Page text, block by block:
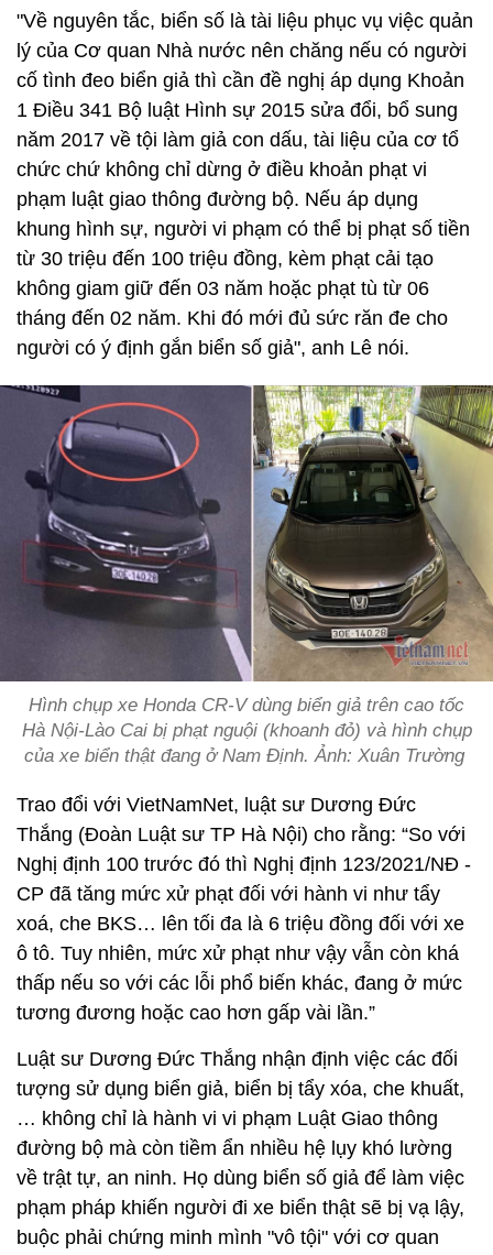
"Về nguyên tắc, biển số là tài liệu phục vụ việc quản
lý của Cơ quan Nhà nước nên chăng nếu có người
cố tình đeo biển giả thì cần đề nghị áp dụng Khoản
1 Điều 341 Bộ luật Hình sự 2015 sửa đổi, bổ sung
năm 2017 về tội làm giả con dấu, tài liệu của cơ tổ
chức chứ không chỉ dừng ở điều khoản phạt vi
phạm luật giao thông đường bộ. Nếu áp dụng
khung hình sự, người vi phạm có thể bị phạt số tiền
từ 30 triệu đến 100 triệu đồng, kèm phạt cải tạo
không giam giữ đến 03 năm hoặc phạt tù từ 06
tháng đến 02 năm. Khi đó mới đủ sức răn đe cho
người có ý định gắn biển số giả", anh Lê nói.
Hình chụp xe Honda CR-V dùng biển giả trên cao tốc
Hà Nội-Lào Cai bị phạt nguội (khoanh đỏ) và hình chụp
của xe biển thật đang ở Nam Định. Ảnh: Xuân Trường
Trao đổi với VietNamNet, luật sư Dương Đức
Thắng (Đoàn Luật sư TP Hà Nội) cho rằng: “So với
Nghị định 100 trước đó thì Nghị định 123/2021/NĐ -
CP đã tăng mức xử phạt đối với hành vi như tẩy
xoá, che BKS… lên tối đa là 6 triệu đồng đối với xe
ô tô. Tuy nhiên, mức xử phạt như vậy vẫn còn khá
thấp nếu so với các lỗi phổ biến khác, đang ở mức
tương đương hoặc cao hơn gấp vài lần.”
Luật sư Dương Đức Thắng nhận định việc các đối
tượng sử dụng biển giả, biển bị tẩy xóa, che khuất,
… không chỉ là hành vi vi phạm Luật Giao thông
đường bộ mà còn tiềm ẩn nhiều hệ lụy khó lường
về trật tự, an ninh. Họ dùng biển số giả để làm việc
phạm pháp khiến người đi xe biển thật sẽ bị vạ lậy,
buộc phải chứng minh mình "vô tội" với cơ quan